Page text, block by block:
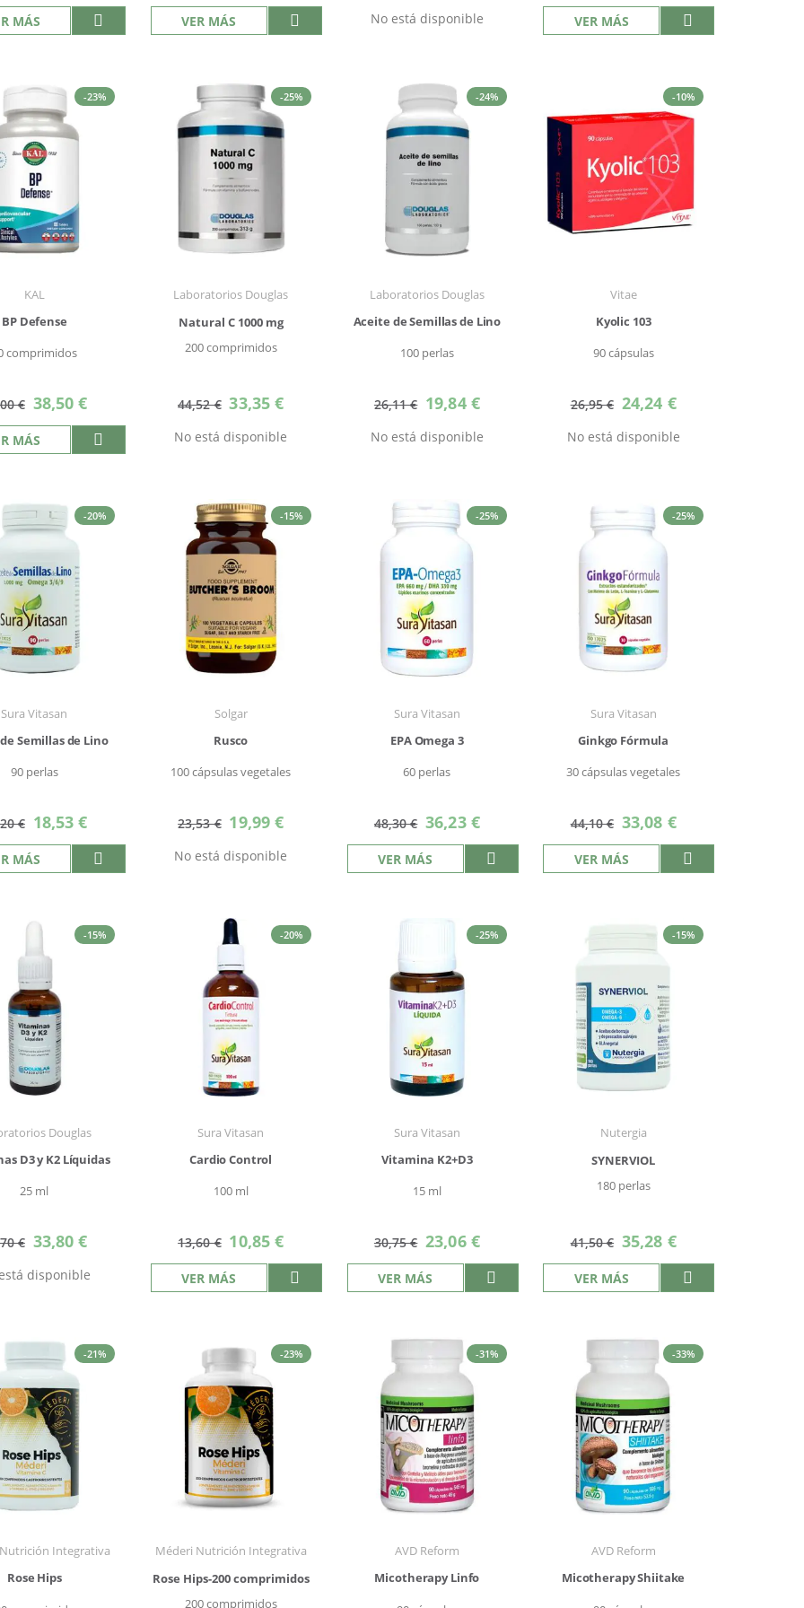
MÁS VER MÁS No está disponible VER MÁS
-23%
KAL
BP Defense
comprimidos
€ Precio
especial
38,50 €
MÁS
-25%
Laboratorios Douglas
Natural C 1000 mg
200 comprimidos
44,52 € Precio
especial
33,35 €
No está disponible
-24%
Laboratorios Douglas
Aceite de Semillas de Lino
100 perlas
26,11 € Precio
especial
19,84 €
No está disponible
-10%
Vitae
Kyolic 103
90 cápsulas
26,95 € Precio
especial
24,24 €
No está disponible
-20%
Sura Vitasan
Semillas de Lino
90 perlas
€ Precio
especial
18,53 €
MÁS
-15%
Solgar
Rusco
100 cápsulas vegetales
23,53 € Precio
especial
19,99 €
No está disponible
-25%
Sura Vitasan
EPA Omega 3
60 perlas
48,30 € Precio
especial
36,23 €
VER MÁS
-25%
Sura Vitasan
Ginkgo Fórmula
30 cápsulas vegetales
44,10 € Precio
especial
33,08 €
VER MÁS
-15%
Douglas
D3 y K2 Líquidas
25 ml
€ Precio
especial
33,80 €
disponible
-20%
Sura Vitasan
Cardio Control
100 ml
13,60 € Precio
especial
10,85 €
VER MÁS
-25%
Sura Vitasan
Vitamina K2+D3
15 ml
30,75 € Precio
especial
23,06 €
VER MÁS
-15%
Nutergia
SYNERVIOL
180 perlas
41,50 € Precio
especial
35,28 €
VER MÁS
-21%
Integrativa
Rose Hips
-23%
Méderi Nutrición Integrativa
Rose Hips-200 comprimidos
200 comprimidos
-31%
AVD Reform
Micotherapy Linfo
-33%
AVD Reform
Micotherapy Shiitake